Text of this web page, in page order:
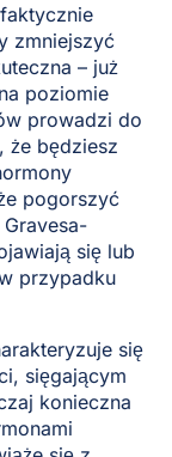
faktycznie
zmniejszyć
– już
poziomie
prowadzi do
że będziesz
pogorszyć
się lub
przypadku
się
sięgającym
konieczna